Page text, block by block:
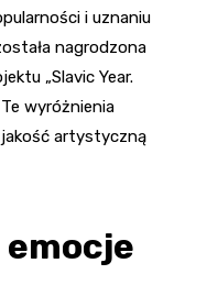
i uznaniu
nagrodzona
„Slavic Year.
wyróżnienia
artystyczną